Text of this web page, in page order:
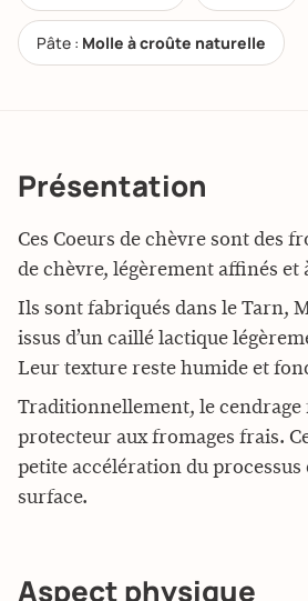
Pâte : Molle à croûte naturelle
Présentation
Ces Coeurs de chèvre sont des
de chèvre, légèrement affinés et
Ils sont fabriqués dans le Tarn,
issus d’un caillé lactique
Leur texture reste humide et
Traditionnellement, le cendrage
protecteur aux fromages frais.
petite accélération du processus
surface.
Aspect physique